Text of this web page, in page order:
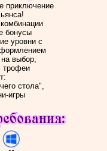
приключение
бонусы
уровни с
выбор,
трофеи
стола",
игpы